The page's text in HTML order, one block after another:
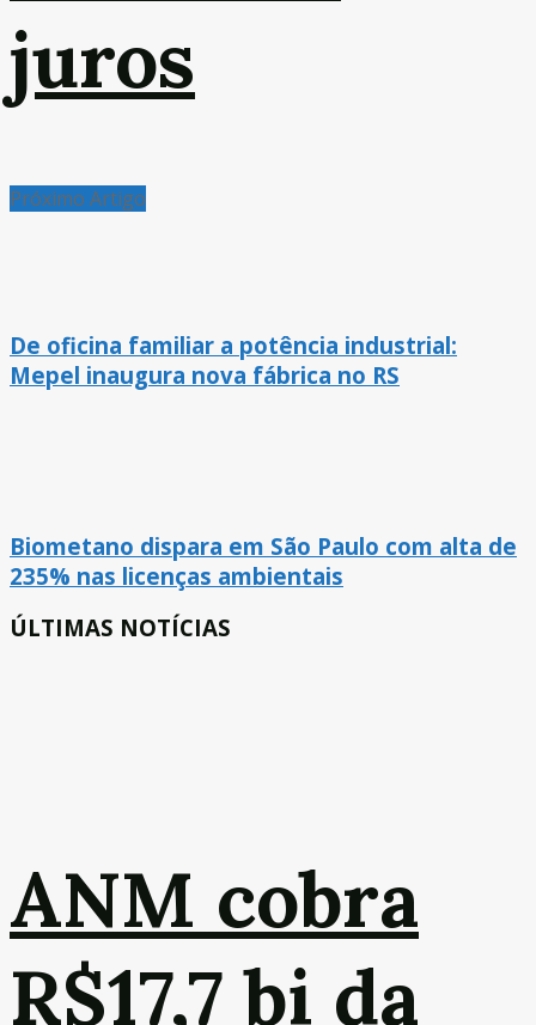
juros
Próximo Artigo
De oficina familiar a potência industrial:
Mepel inaugura nova fábrica no RS
Biometano dispara em São Paulo com alta de
235% nas licenças ambientais
ÚLTIMAS NOTÍCIAS
ANM cobra
R$17,7 bi da